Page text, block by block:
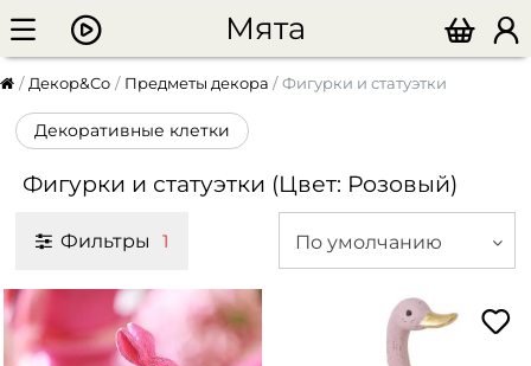
Мята
Декор&Co Предметы декора Фигурки и статуэтки
Декоративные клетки
Фигурки и статуэтки (Цвет: Розовый)
Фильтры 1 По умолчанию